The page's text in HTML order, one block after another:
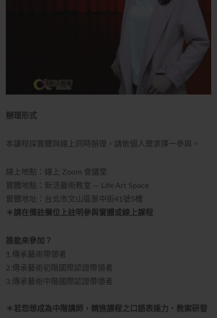
辦理形式
本課程採實體與線上同時辦理，請依個人需求擇一參與。
線上地點：線上 Zoom 會議室
實體地點：新活藝術教室 — Life Art Space
實體地址：台北市文山區景中街41號5樓
＊請在備註欄位上註明參與實體或線上課程
誰能來參加？
1.傳承藝術帶領者
2.傳承藝術初階國際認證帶領者
3.傳承藝術中階國際認證帶領者
＊若您想成為中階講師 ，精進課程之口語表達力、教案研發